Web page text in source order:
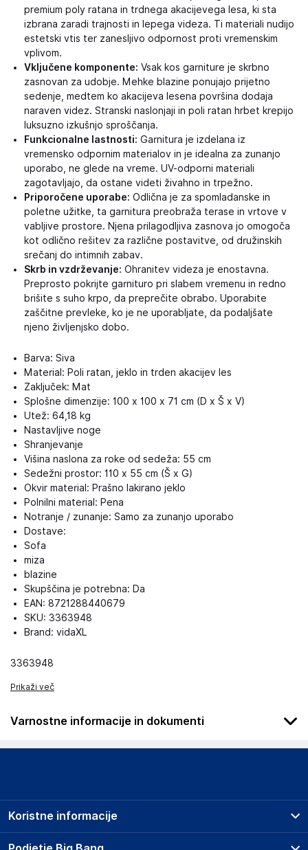
premium poly ratana in trdnega akacijevega lesa, ki sta
izbrana zaradi trajnosti in lepega videza. Ti materiali nudijo
estetski vtis ter zanesljivo odpornost proti vremenskim
vplivom.
Vključene komponente: Vsak kos garniture je skrbno
zasnovan za udobje. Mehke blazine ponujajo prijetno
sedenje, medtem ko akacijeva lesena površina dodaja
naraven videz. Stranski naslonjaji in poli ratan hrbet krepijo
luksuzno izkušnjo sproščanja.
Funkcionalne lastnosti: Garnitura je izdelana iz
vremensko odpornim materialov in je idealna za zunanjo
uporabo, ne glede na vreme. UV-odporni materiali
zagotavljajo, da ostane videti živahno in trpežno.
Priporočene uporabe: Odlična je za spomladanske in
poletne užitke, ta garnitura preobraža terase in vrtove v
vabljive prostore. Njena prilagodljiva zasnova jo omogoča
kot odlično rešitev za različne postavitve, od družinskih
srečanj do intimnih zabav.
Skrb in vzdrževanje: Ohranitev videza je enostavna.
Preprosto pokrijte garnituro pri slabem vremenu in redno
brišite s suho krpo, da preprečite obrabo. Uporabite
zaščitne prevleke, ko je ne uporabljate, da podaljšate
njeno življenjsko dobo.
Barva: Siva
Material: Poli ratan, jeklo in trden akacijev les
Zaključek: Mat
Splošne dimenzije: 100 x 100 x 71 cm (D x Š x V)
Utež: 64,18 kg
Nastavljive noge
Shranjevanje
Višina naslona za roke od sedeža: 55 cm
Sedežni prostor: 110 x 55 cm (Š x G)
Okvir material: Prašno lakirano jeklo
Polnilni material: Pena
Notranje / zunanje: Samo za zunanjo uporabo
Dostave:
Sofa
miza
blazine
Skupščina je potrebna: Da
EAN: 8721288440679
SKU: 3363948
Brand: vidaXL
3363948
Prikaži več
Varnostne informacije in dokumenti
Podatki o proizvajalcu
vidaXL
Koristne informacije
Prodajna mesta